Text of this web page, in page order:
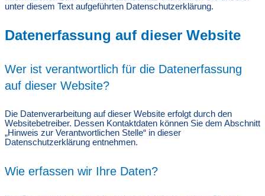
unter diesem Text aufgeführten Datenschutzerklärung.
Datenerfassung auf dieser Website
Wer ist verantwortlich für die Datenerfassung
auf dieser Website?
Die Datenverarbeitung auf dieser Website erfolgt durch den
Websitebetreiber. Dessen Kontaktdaten können Sie dem Abschnitt
„Hinweis zur Verantwortlichen Stelle“ in dieser
Datenschutzerklärung entnehmen.
Wie erfassen wir Ihre Daten?